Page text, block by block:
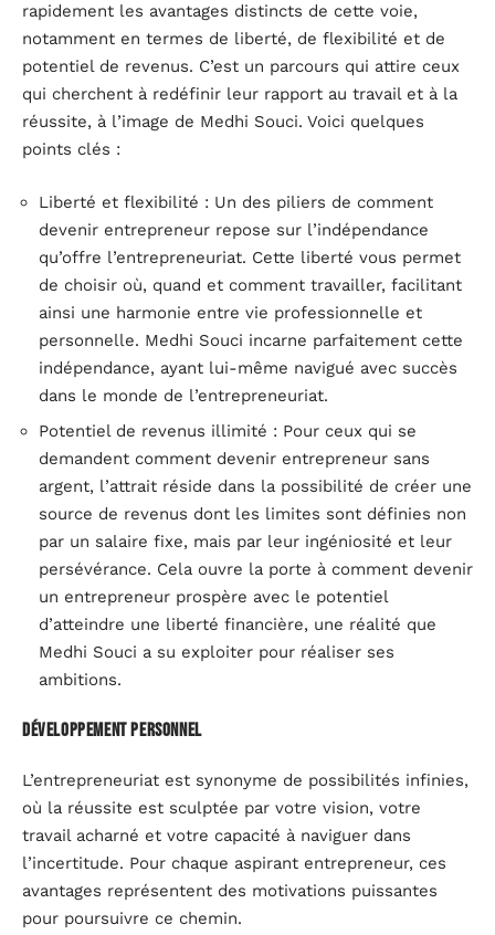
rapidement les avantages distincts de cette voie,
notamment en termes de liberté, de flexibilité et de
potentiel de revenus. C’est un parcours qui attire ceux
qui cherchent à redéfinir leur rapport au travail et à la
réussite, à l’image de Medhi Souci. Voici quelques
points clés :
Liberté et flexibilité : Un des piliers de comment
devenir entrepreneur repose sur l’indépendance
qu’offre l’entrepreneuriat. Cette liberté vous permet
de choisir où, quand et comment travailler, facilitant
ainsi une harmonie entre vie professionnelle et
personnelle. Medhi Souci incarne parfaitement cette
indépendance, ayant lui-même navigué avec succès
dans le monde de l’entrepreneuriat.
Potentiel de revenus illimité : Pour ceux qui se
demandent comment devenir entrepreneur sans
argent, l’attrait réside dans la possibilité de créer une
source de revenus dont les limites sont définies non
par un salaire fixe, mais par leur ingéniosité et leur
persévérance. Cela ouvre la porte à comment devenir
un entrepreneur prospère avec le potentiel
d’atteindre une liberté financière, une réalité que
Medhi Souci a su exploiter pour réaliser ses
ambitions.
Développement personnel
L’entrepreneuriat est synonyme de possibilités infinies,
où la réussite est sculptée par votre vision, votre
travail acharné et votre capacité à naviguer dans
l’incertitude. Pour chaque aspirant entrepreneur, ces
avantages représentent des motivations puissantes
pour poursuivre ce chemin.